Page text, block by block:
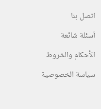
اتصل بنا
أسئلة شائعة
الأحكام والشروط
سياسة الخصوصية